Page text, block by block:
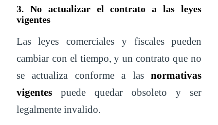
3. No actualizar el contrato a las leyes
vigentes
Las leyes comerciales y fiscales pueden
cambiar con el tiempo, y un contrato que no
se actualiza conforme a lasnormativas
vigentespuede quedar obsoleto y ser
legalmente invalido.